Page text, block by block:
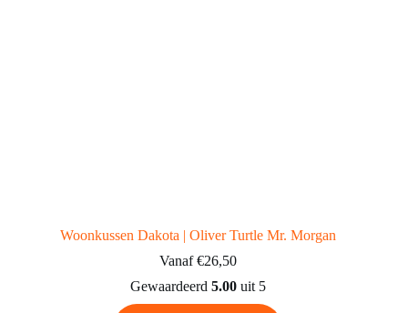
Woonkussen Dakota | Oliver Turtle Mr. Morgan
Vanaf €26,50
Gewaardeerd 5.00uit 5